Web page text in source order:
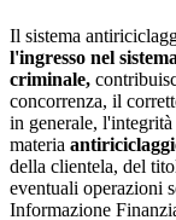
Il sistema
l'ingresso nel
criminale,
concorrenza, il
in generale,
materia
della clientela, del
eventuali operazioni
Informazione